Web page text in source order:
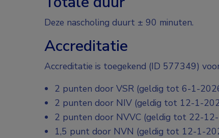
Deze nascholing duurt ± 90 minuten.
Accreditatie
Accreditatie is toegekend (ID 577349)
2 punten door VSR (geldig tot 6-1-
2 punten door NIV (geldig tot 12-1-
2 punten door NVVC (geldig tot 22-
1,5 punt door NVN (geldig tot 12-1-